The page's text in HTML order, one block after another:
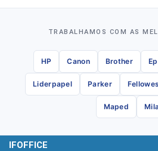
TRABALHAMOS COM AS
HP Canon Brother
Liderpapel Parker Fellowes
Maped
IFOFFICE